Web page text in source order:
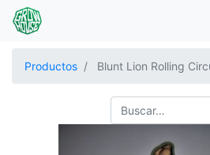
Productos Blunt Lion Rolling